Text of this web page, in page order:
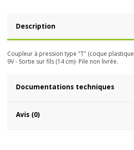
Description
Coupleur à pression type "T" (coque plastique
9V - Sortie sur fils (14 cm)- Pile non livrée.
Documentations techniques
Avis (0)